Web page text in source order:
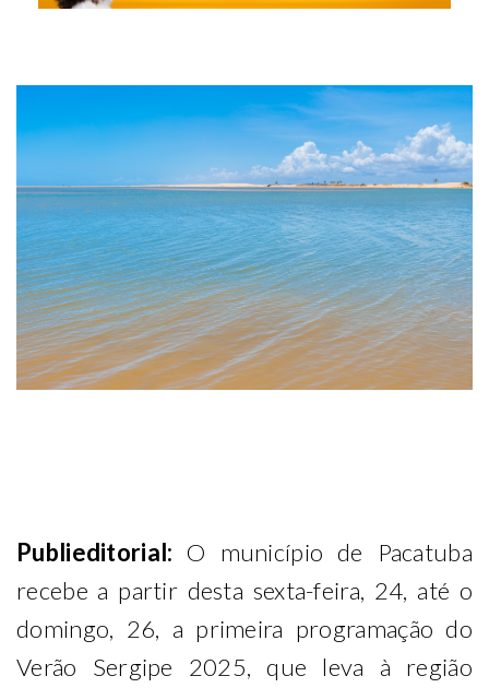
Publieditorial: O município de Pacatuba
recebe a partir desta sexta-feira, 24, até o
domingo, 26, a primeira programação do
Verão Sergipe 2025, que leva à região